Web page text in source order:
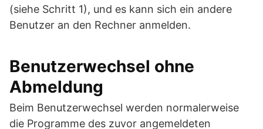
(siehe Schritt 1), und es kann sich ein andere
Benutzer an den Rechner anmelden.
Benutzerwechsel ohne
Abmeldung
Beim Benutzerwechsel werden normalerweise
die Programme des zuvor angemeldeten